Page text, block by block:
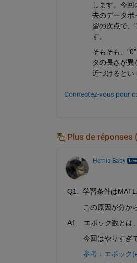
します。今
去のデータポ
習の次点で
す。
そもそも、
タの長さが
近づけるとい
Connectez-vous pour
Plus de réponses
Hernia Baby
Q1.  学習条件は
この原因が分
A1.   エポック数とは
今回はやりす
参考：エポック